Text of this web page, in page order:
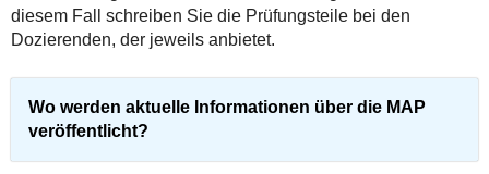
diesem Fall schreiben Sie die Prüfungsteile bei den
Dozierenden, der jeweils anbietet.
Wo werden aktuelle Informationen über die MAP
veröffentlicht?